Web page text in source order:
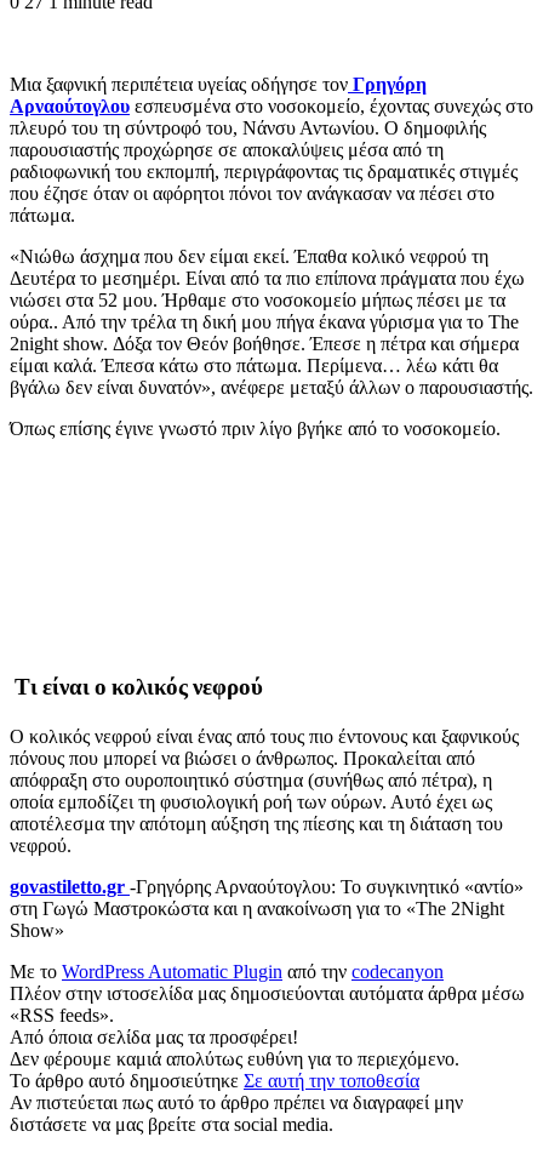
Μια ξαφνική περιπέτεια υγείας οδήγησε τον Γρηγόρη
Αρναούτογλου εσπευσμένα στο νοσοκομείο, έχοντας συνεχώς στο
πλευρό του τη σύντροφό του, Νάνσυ Αντωνίου. Ο δημοφιλής
παρουσιαστής προχώρησε σε αποκαλύψεις μέσα από τη
ραδιοφωνική του εκπομπή, περιγράφοντας τις δραματικές στιγμές
που έζησε όταν οι αφόρητοι πόνοι τον ανάγκασαν να πέσει στο
πάτωμα.
«Νιώθω άσχημα που δεν είμαι εκεί. Έπαθα κολικό νεφρού τη
Δευτέρα το μεσημέρι. Είναι από τα πιο επίπονα πράγματα που έχω
νιώσει στα 52 μου. Ήρθαμε στο νοσοκομείο μήπως πέσει με τα
ούρα.. Από την τρέλα τη δική μου πήγα έκανα γύρισμα για το The
2night show. Δόξα τον Θεόν βοήθησε. Έπεσε η πέτρα και σήμερα
είμαι καλά. Έπεσα κάτω στο πάτωμα. Περίμενα… λέω κάτι θα
βγάλω δεν είναι δυνατόν», ανέφερε μεταξύ άλλων ο παρουσιαστής.
Όπως επίσης έγινε γνωστό πριν λίγο βγήκε από το νοσοκομείο.
Τι είναι ο κολικός νεφρού
Ο κολικός νεφρού είναι ένας από τους πιο έντονους και ξαφνικούς
πόνους που μπορεί να βιώσει ο άνθρωπος. Προκαλείται από
απόφραξη στο ουροποιητικό σύστημα (συνήθως από πέτρα), η
οποία εμποδίζει τη φυσιολογική ροή των ούρων. Αυτό έχει ως
αποτέλεσμα την απότομη αύξηση της πίεσης και τη διάταση του
νεφρού.
govastiletto.gr -Γρηγόρης Αρναούτογλου: Το συγκινητικό «αντίο»
στη Γωγώ Μαστροκώστα και η ανακοίνωση για το «The 2Night
Show»
Με το WordPress Automatic Plugin από την codecanyon
Πλέον στην ιστοσελίδα μας δημοσιεύονται αυτόματα άρθρα μέσω
«RSS feeds».
Από όποια σελίδα μας τα προσφέρει!
Δεν φέρουμε καμιά απολύτως ευθύνη για το περιεχόμενο.
Το άρθρο αυτό δημοσιεύτηκε Σε αυτή την τοποθεσία
Αν πιστεύεται πως αυτό το άρθρο πρέπει να διαγραφεί μην
διστάσετε να μας βρείτε στα social media.